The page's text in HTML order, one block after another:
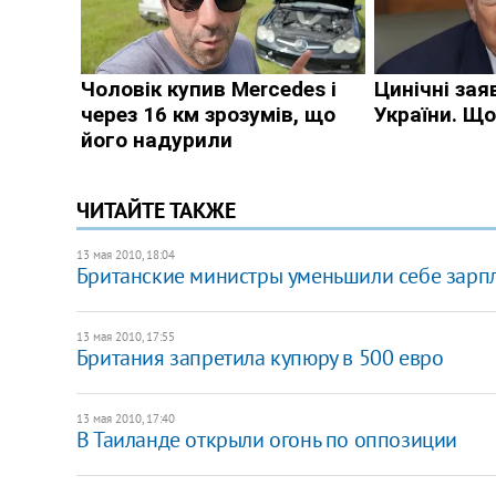
ЧИТАЙТЕ ТАКЖЕ
13 мая 2010, 18:04
Британские министры уменьшили себе
13 мая 2010, 17:55
Британия запретила купюру в 500 евро
13 мая 2010, 17:40
В Таиланде открыли огонь по оппозиции